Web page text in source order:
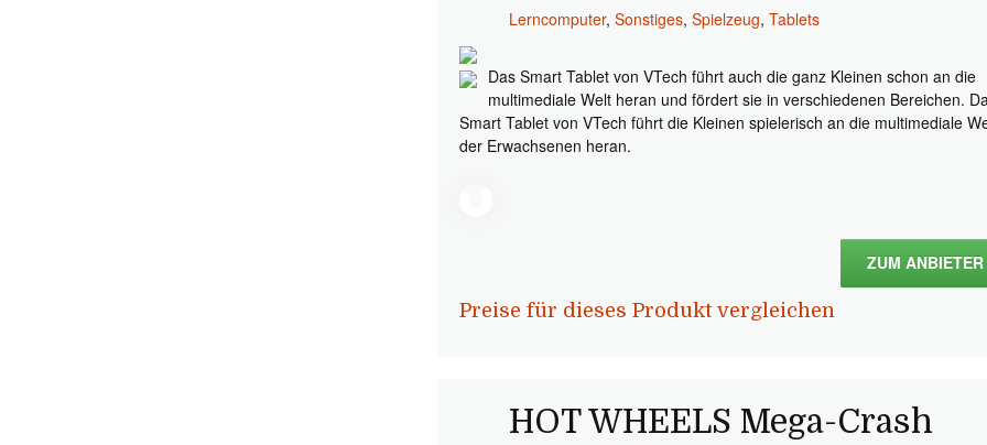
Lerncomputer,Sonstiges,Spielzeug,Tablets
Das Smart Tablet von VTech führt auch die ganz Kleinen schon an die
multimediale Welt heran und fördert sie in verschiedenen Bereichen.
Smart Tablet von VTech führt die Kleinen spielerisch an die multimediale
der Erwachsenen heran.
ZUM ANBIETER
Preise für dieses Produkt vergleichen
HOT WHEELS Mega-Crash